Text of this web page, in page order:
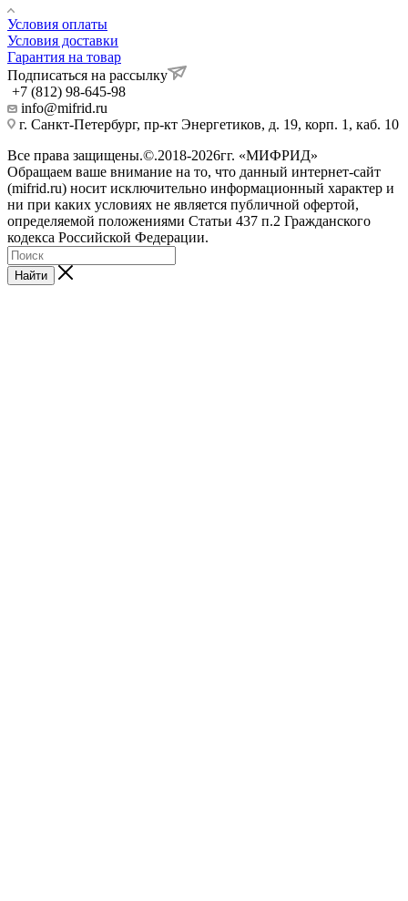
Условия оплаты
Условия доставки
Гарантия на товар
Подписаться на рассылку
+7 (812) 98-645-98
info@mifrid.ru
г. Санкт-Петербург, пр-кт Энергетиков, д. 19, корп. 1, каб. 10
Все права защищены.©.2018-2026гг. «МИФРИД»
Обращаем ваше внимание на то, что данный интернет-сайт
(mifrid.ru) носит исключительно информационный характер и
ни при каких условиях не является публичной офертой,
определяемой положениями Статьи 437 п.2 Гражданского
кодекса Российской Федерации.
Найти